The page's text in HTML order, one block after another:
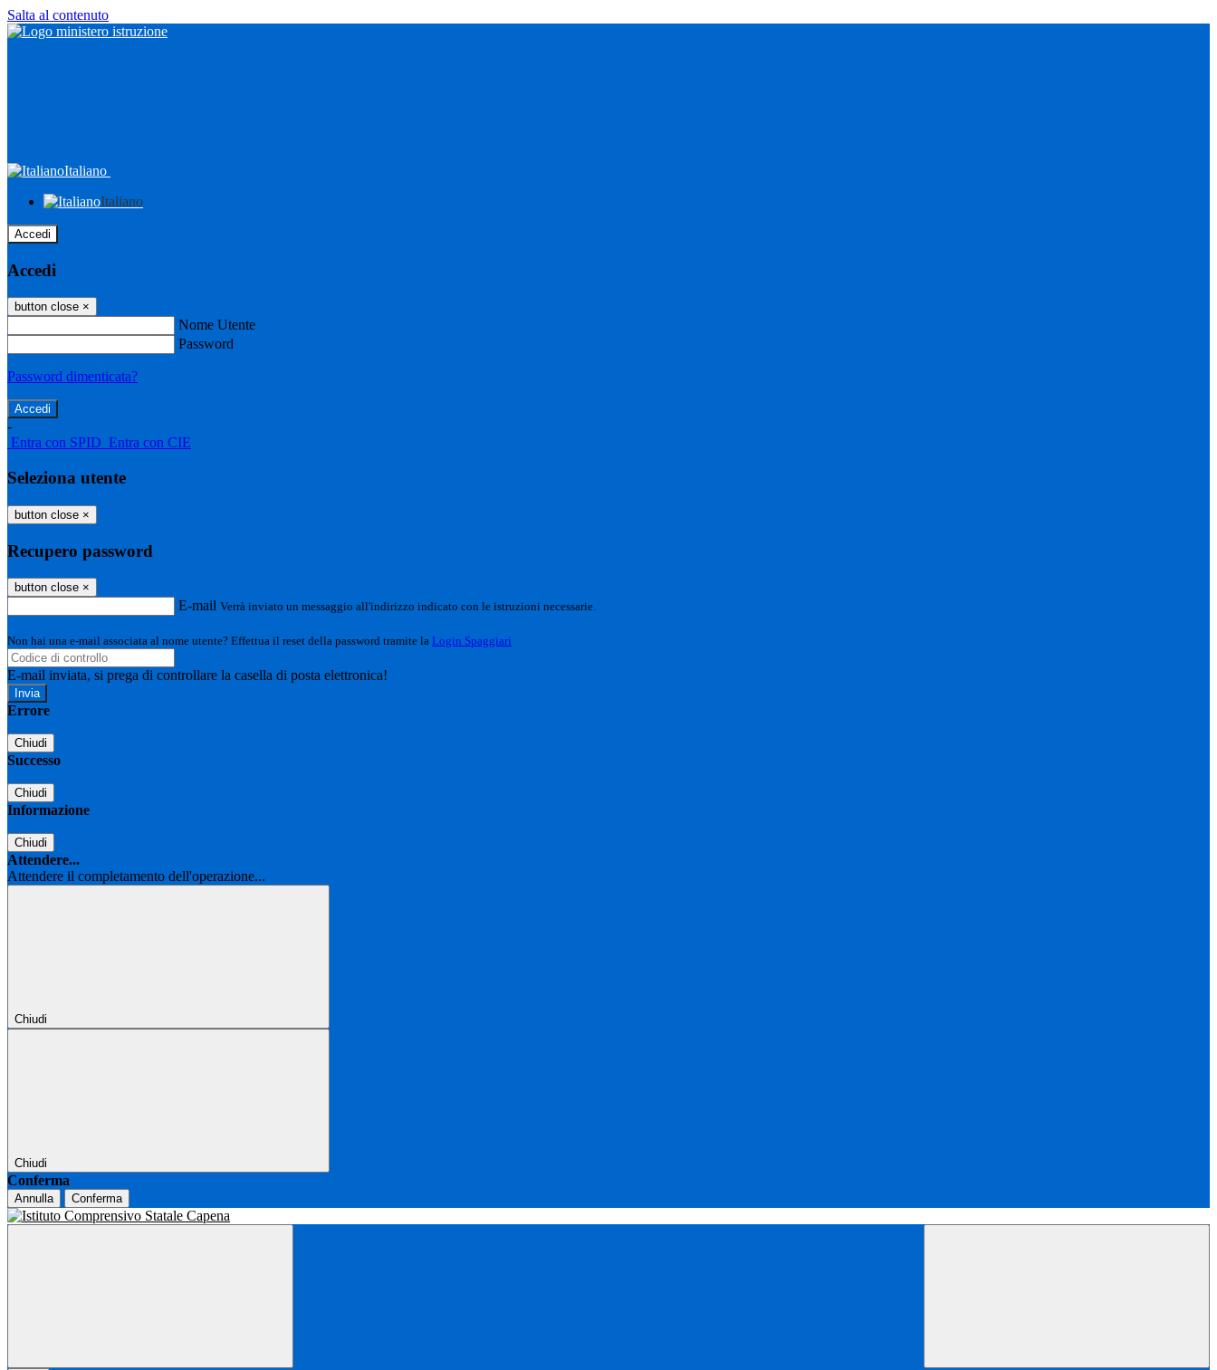
Salta al contenuto
Italiano
Italiano
Accedi
Accedi
button close ×
Nome Utente
Password
Password dimenticata?
-
Entra con SPID Entra con CIE
Seleziona utente
button close ×
Recupero password
button close ×
E-mail Verrà inviato un messaggio all'indirizzo indicato con le istruzioni necessarie.
Non hai una e-mail associata al nome utente? Effettua il reset della password tramite la Login Spaggiari
E-mail inviata, si prega di controllare la casella di posta elettronica!
Errore
Chiudi
Successo
Chiudi
Informazione
Chiudi
Attendere...
Attendere il completamento dell'operazione...
Chiudi
Chiudi
Conferma
Annulla Conferma